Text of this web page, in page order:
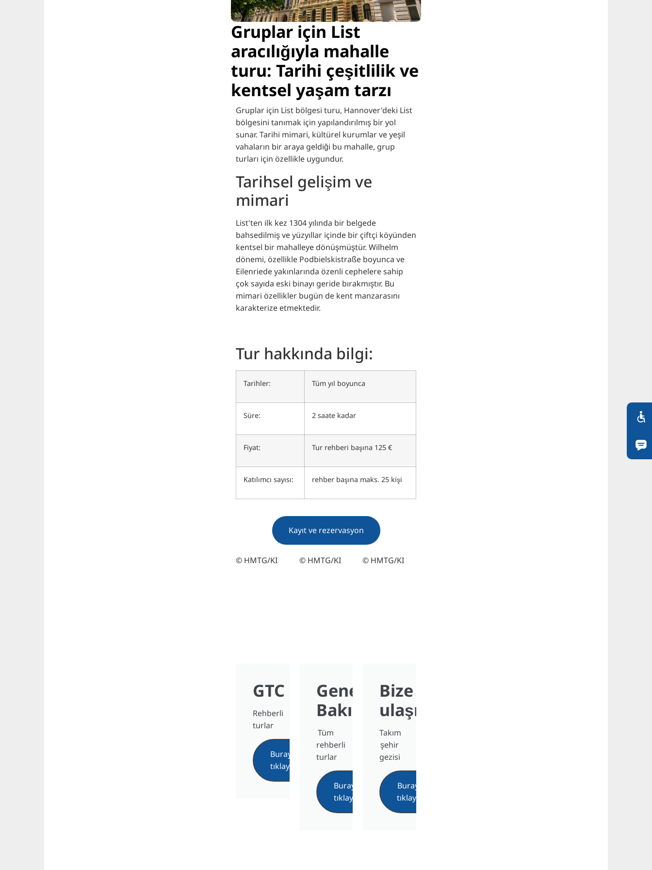
Gruplar için List
aracılığıyla mahalle
turu: Tarihi çeşitlilik ve
kentsel yaşam tarzı
Gruplar için List bölgesi turu, Hannover'deki List
bölgesini tanımak için yapılandırılmış bir yol
sunar. Tarihi mimari, kültürel kurumlar ve yeşil
vahaların bir araya geldiği bu mahalle, grup
turları için özellikle uygundur.
Tarihsel gelişim ve
mimari
List'ten ilk kez 1304 yılında bir belgede
bahsedilmiş ve yüzyıllar içinde bir çiftçi köyünden
kentsel bir mahalleye dönüşmüştür. Wilhelm
dönemi, özellikle Podbielskistraße boyunca ve
Eilenriede yakınlarında özenli cephelere sahip
çok sayıda eski binayı geride bırakmıştır. Bu
mimari özellikler bugün de kent manzarasını
karakterize etmektedir.
Tur hakkında bilgi:
Tarihler: Tüm yıl boyunca
Süre: 2 saate kadar
Fiyat: Tur rehberi başına 125 €
Katılımcı sayısı: rehber başına maks. 25 kişi
Kayıt ve rezervasyon
© HMTG/KI
GTC
Rehberli
turlar
Buraya
tıklayın
© HMTG/KI
Genel
Bakış
Tüm
rehberli
turlar
Buraya
tıklayın
© HMTG/KI
Bize
ulaşın
Takım
şehir
gezisi
Buraya
tıklayın